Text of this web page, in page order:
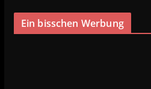
Ein bisschen Werbung